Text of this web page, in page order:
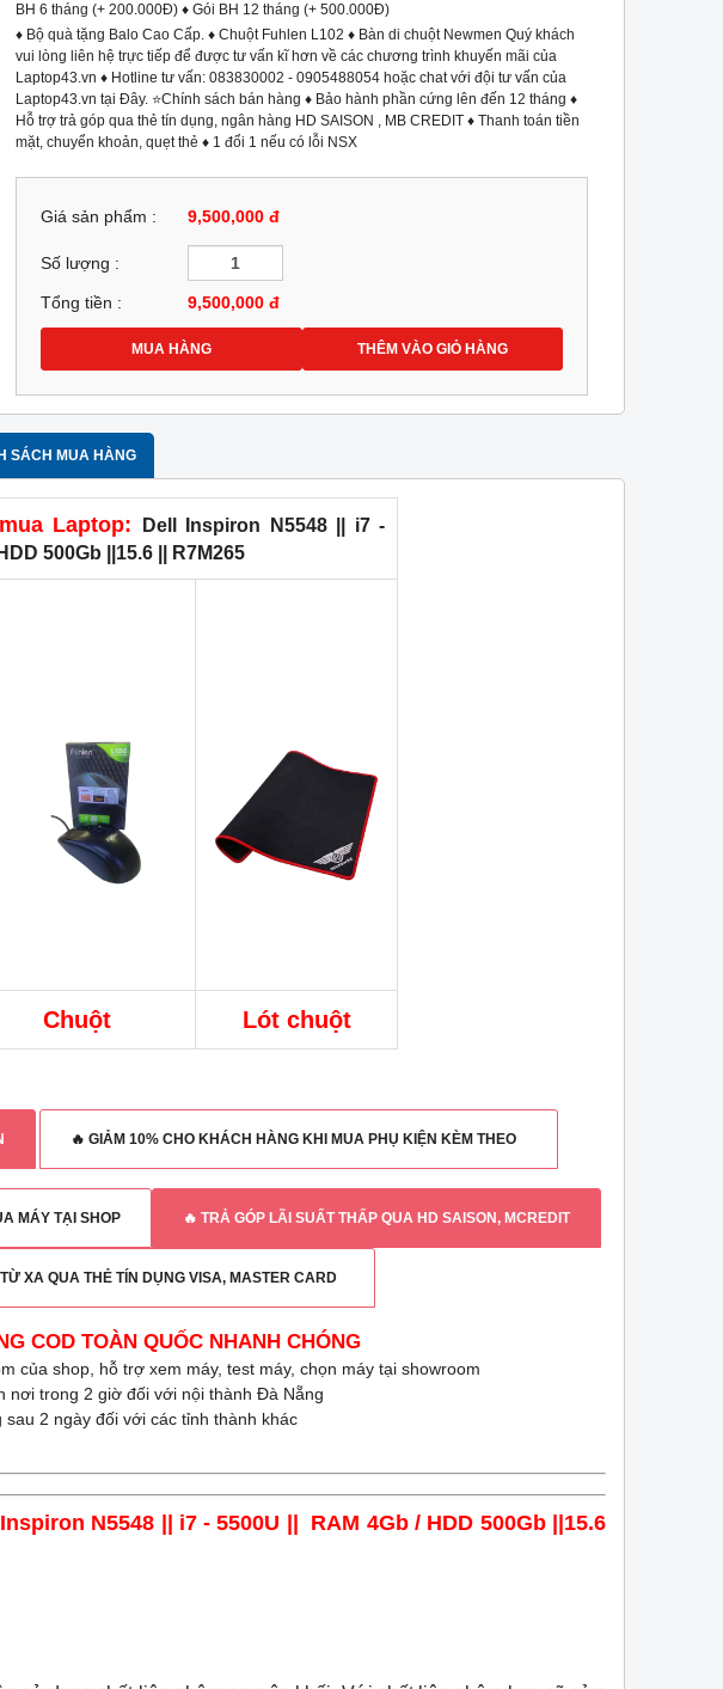
BH 6 tháng (+ 200.000Đ) ♦ Gói BH 12 tháng (+ 500.000Đ)
♦ Bộ quà tặng Balo Cao Cấp. ♦ Chuột Fuhlen L102 ♦ Bàn di chuột Newmen Quý khách
vui lòng liên hệ trực tiếp để được tư vấn kĩ hơn về các chương trình khuyến mãi của
Laptop43.vn ♦ Hotline tư vấn: 083830002 - 0905488054 hoặc chat với đội tư vấn của
Laptop43.vn tại Đây. ⭐Chính sách bán hàng ♦ Bảo hành phần cứng lên đến 12 tháng ♦
Hỗ trợ trả góp qua thẻ tín dụng, ngân hàng HD SAISON , MB CREDIT ♦ Thanh toán tiền
mặt, chuyển khoản, quẹt thẻ ♦ 1 đổi 1 nếu có lỗi NSX
Giá sản phẩm : 9,500,000 đ
Số lượng :
Tổng tiền : 9,500,000 đ
MUA HÀNG THÊM VÀO GIỎ HÀNG
SÁCH MUA HÀNG
Laptop:
Dell Inspiron N5548 || i7 -
500Gb ||15.6 || R7M265
Chuột Lót chuột
🔥 GIẢM 10% CHO KHÁCH HÀNG KHI MUA PHỤ KIỆN KÈM THEO
MÁY TẠI SHOP 🔥 TRẢ GÓP LÃI SUẤT THẤP QUA HD SAISON, MCREDIT
XA QUA THẺ TÍN DỤNG VISA, MASTER CARD
COD TOÀN QUỐC NHANH CHÓNG
của shop, hỗ trợ xem máy, test máy, chọn máy tại showroom
nơi trong 2 giờ đối với nội thành Đà Nẵng
sau 2 ngày đối với các tỉnh thành khác
N5548 || i7 - 5500U || RAM 4Gb / HDD 500Gb ||15.6